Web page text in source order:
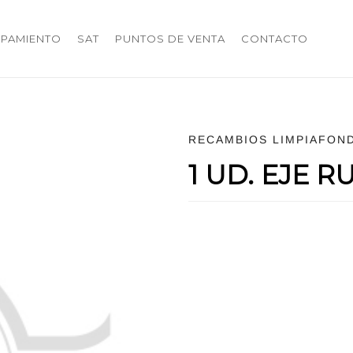
SAT PUNTOS DE VENTA CONTACTO
RECAMBIOS
1 UD. EJE